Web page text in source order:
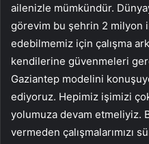
ailenizle mümkündür.
görevim bu şehrin 2 milyon
edebilmemiz için çalışma
kendilerine güvenmeleri
Gaziantep modelini
ediyoruz. Hepimiz işimizi
yolumuza devam etmeliyiz.
vermeden çalışmalarımızı